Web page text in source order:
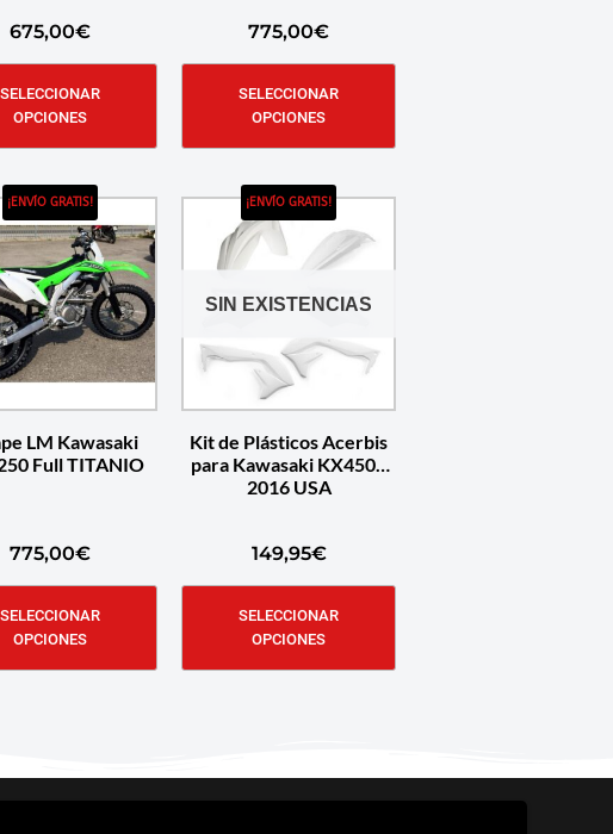
675,00€
SELECCIONAR
OPCIONES
775,00€
SELECCIONAR
OPCIONES
¡ENVÍO GRATIS!
LM Kawasaki
Full TITANIO
775,00€
SELECCIONAR
OPCIONES
SIN EXISTENCIAS
¡ENVÍO GRATIS!
Kit de Plásticos Acerbis
para Kawasaki KX450F
2016 USA
149,95€
SELECCIONAR
OPCIONES